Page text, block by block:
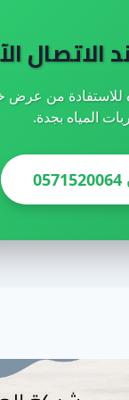
للاستفادة من
المياه بجدة.
الان